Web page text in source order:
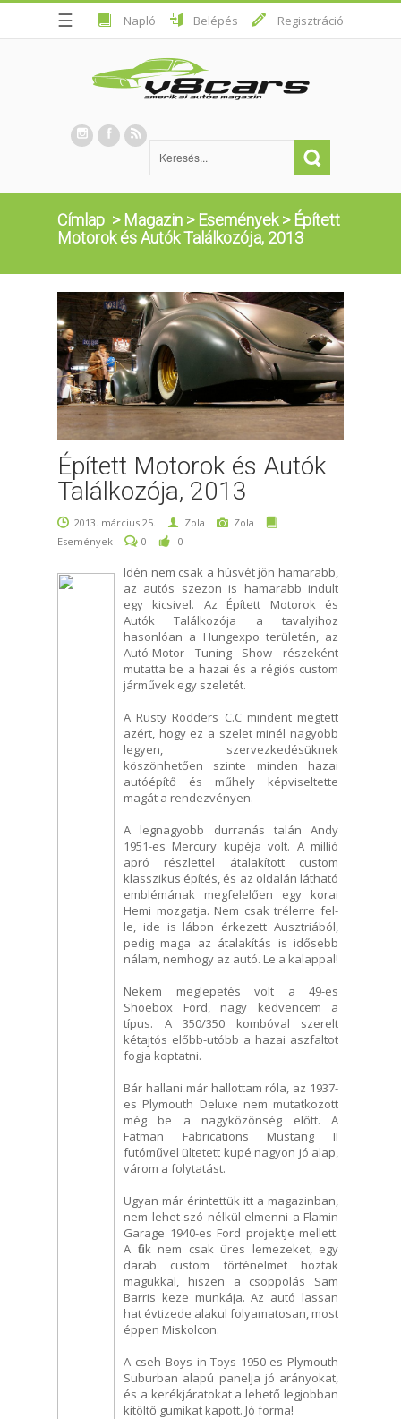
☰ Napló Belépés Regisztráció
Címlap > Magazin > Események> Épített
Motorok és Autók Találkozója, 2013
Épített Motorok és Autók
Találkozója, 2013
2013. március 25. Zola
Zola
Események
0 0
Idén nem csak a húsvét jön hamarabb,
az autós szezon is hamarabb indult
egy kicsivel. Az Épített Motorok és
Autók Találkozója a tavalyihoz
hasonlóan a Hungexpo területén, az
Autó-Motor Tuning Show részeként
mutatta be a hazai és a régiós custom
járművek egy szeletét.
A Rusty Rodders C.C mindent megtett
azért, hogy ez a szelet minél nagyobb
legyen, szervezkedésüknek
köszönhetően szinte minden hazai
autóépítő és műhely képviseltette
magát a rendezvényen.
A legnagyobb durranás talán Andy
1951-es Mercury kupéja volt. A millió
apró részlettel átalakított custom
klasszikus építés, és az oldalán látható
emblémának megfelelően egy korai
Hemi mozgatja. Nem csak trélerre fel-
le, ide is lábon érkezett Ausztriából,
pedig maga az átalakítás is idősebb
nálam, nemhogy az autó. Le a kalappal!
Nekem meglepetés volt a 49-es
Shoebox Ford, nagy kedvencem a
típus. A 350/350 kombóval szerelt
kétajtós előbb-utóbb a hazai aszfaltot
fogja koptatni.
Bár hallani már hallottam róla, az 1937-
es Plymouth Deluxe nem mutatkozott
még be a nagyközönség előtt. A
Fatman Fabrications Mustang II
futóművel ültetett kupé nagyon jó alap,
várom a folytatást.
Ugyan már érintettük itt a magazinban,
nem lehet szó nélkül elmenni a Flamin
Garage 1940-es Ford projektje mellett.
A fiúk nem csak üres lemezeket, egy
darab custom történelmet hoztak
magukkal, hiszen a csoppolás Sam
Barris keze munkája. Az autó lassan
hat évtizede alakul folyamatosan, most
éppen Miskolcon.
A cseh Boys in Toys 1950-es Plymouth
Suburban alapú panelja jó arányokat,
és a kerékjáratokat a lehető legjobban
kitöltő gumikat kapott. Jó forma!